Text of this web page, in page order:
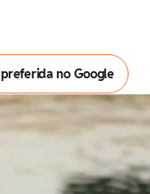
no Google